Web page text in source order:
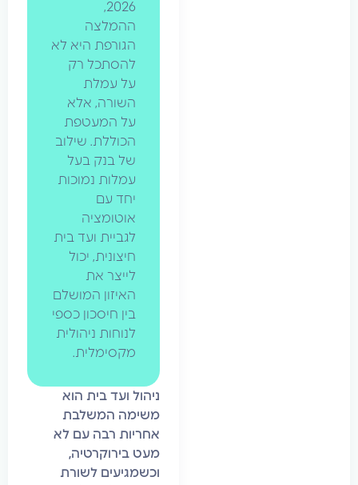
2026,
ההמלצה
הגורפת היא לא
להסתכל רק
על עמלת
השורה, אלא
על המעטפת
הכוללת. שילוב
של בנק בעל
עמלות נמוכות
יחד עם
אוטומציה
לגביית ועד בית
חיצונית, יכול
לייצר את
האיזון המושלם
בין חיסכון כספי
לנוחות ניהולית
מקסימלית.
ניהול ועד בית הוא
משימה המשלבת
אחריות רבה עם לא
מעט בירוקרטיה,
וכשמגיעים לשורת